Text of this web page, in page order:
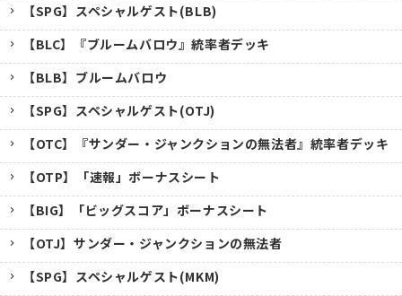
【SPG】スペシャルゲスト(BLB)
【BLC】『ブルームバロウ』統率者デッキ
【BLB】ブルームバロウ
【SPG】スペシャルゲスト(OTJ)
【OTC】『サンダー・ジャンクションの無法者』統率者デッキ
【OTP】「速報」ボーナスシート
【BIG】「ビッグスコア」ボーナスシート
【OTJ】サンダー・ジャンクションの無法者
【SPG】スペシャルゲスト(MKM)